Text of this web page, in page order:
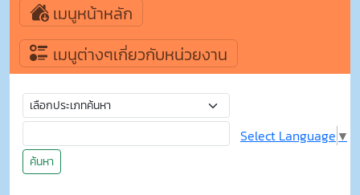
เมนูหน้าหลัก
เมนูต่างๆเกี่ยวกับหน่วยงาน
ค้นหา
Select Language ▼